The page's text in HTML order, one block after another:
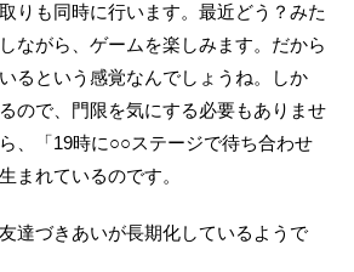
りも同時に行います。最近どう？みた
ながら、ゲームを楽しみます。だから
るという感覚なんでしょうね。しか
ので、門限を気にする必要もありませ
、「19時に○○ステージで待ち合わせ
まれているのです。
達づきあいが長期化しているようで